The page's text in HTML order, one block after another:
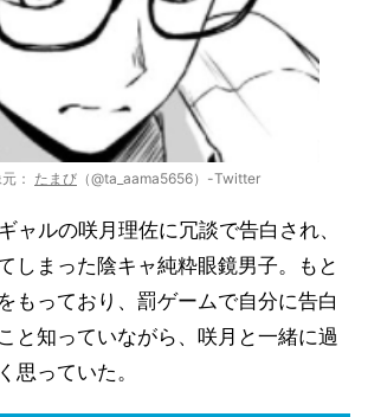
： たまび （@ta_aama5656）-Twitter
ャルの咲月理佐に冗談で告白され、
しまった陰キャ純粋眼鏡男子。もと
もっており、罰ゲームで自分に告白
と知っていながら、咲月と一緒に過
思っていた。